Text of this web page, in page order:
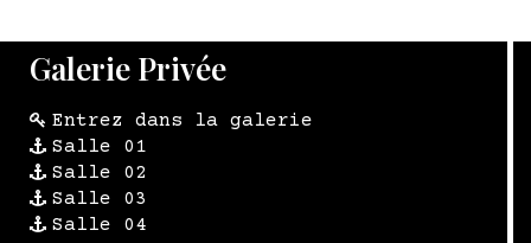
Galerie Privée
Entrez dans la galerie
Salle 01
Salle 02
Salle 03
Salle 04